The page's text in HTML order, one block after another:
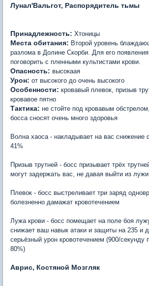
Лунал'Вальгот, Распорядитель тьмы
Принадлежность: Хтоницы
Места обитания: Второй уровень
разлома в Долине Скорби. Для его
поговорить с пленными культистами крови.
Опасность: высокаая
Урон: от высокого до очень высокого
Особенности: кровавый плевок, призыв
кровавое пятно
Тактика: не стойте под кровавым
босса сносят очень много здоровья
Волна хаоса - накладывает на вас снижение
41%
Призыв трутней - босс призывает трёх
могут задержать вас, не давая выйти из лужи
Плевок - босс выстреливает три заряд
болезненно дамажат кровотечением
Лужа крови - босс помещает на поле боя
снижает ваш навык атаки и защиты на 235 и
серьёзный урон кровотечением (900/секунду
80%)
Аврис, Костяной Мозгляк